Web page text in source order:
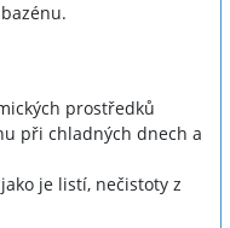
prostředků
při chladných dnech a
je listí, nečistoty z